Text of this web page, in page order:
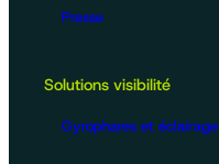
Presse
Solutions visibilité
Gyrophares et éclairage